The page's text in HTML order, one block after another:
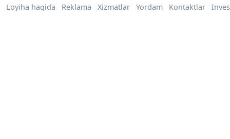
Loyiha haqida Reklama Xizmatlar Yordam Kontaktlar